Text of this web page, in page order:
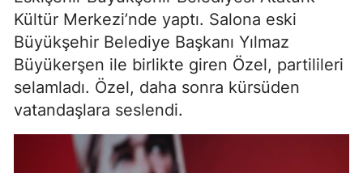
Kültür Merkezi’nde yaptı. Salona eski
Büyükşehir Belediye Başkanı Yılmaz
Büyükerşen ile birlikte giren Özel, partilileri
selamladı. Özel, daha sonra kürsüden
vatandaşlara seslendi.